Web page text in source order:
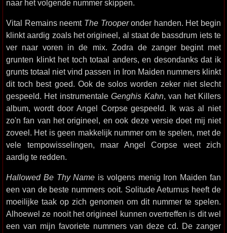
naar het volgende nummer skippen.
Vital Remains neemt The Trooperonder handen. Het begin
klinkt aardig zoals het origineel, al staat de bassdrum iets te
ver naar voren in de mix. Zodra de zanger begint met
grunten klinkt het toch totaal anders, en desondanks dat ik
grunts totaal niet vind passen in Iron Maiden nummers klinkt
dit toch best goed. Ook de solos worden zeker niet slecht
gespeeld. Het instrumentaleGenghis Kahn, van het Killers
album, wordt door Angel Corpse gespeeld. Ik was al niet
zo'n fan van het origineel, en ook deze versie doet mij niet
zoveel. Het is geen makkelijk nummer om te spelen, met de
vele tempowisselingen, maar Angel Corpse weet zich
aardig te redden.
Hallowed Be Thy Name is volgens menig Iron Maiden fan
een van de beste nummers ooit. Solitude Aeturnus heeft de
moeilijke taak op zich genomen om dit nummer te spelen.
Alhoewel ze nooit het origineel kunnen overtreffen is dit wel
een van mijn favoriete nummers van deze cd. De zanger